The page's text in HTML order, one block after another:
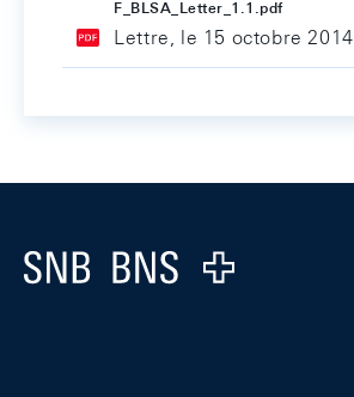
F_BLSA_Letter_1.1.pdf
Lettre, le 15 octobre 2014
Logo